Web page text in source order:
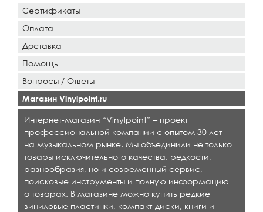
Сертификаты
Оплата
Доставка
Помощь
Вопросы / Ответы
Магазин Vinylpoint.ru
Интернет-магазин “Vinylpoint” – проект
профессиональной компании с опытом 30 лет
на музыкальном рынке. Мы объединили не только
товары исключительного качества, редкости,
разнообразия, но и современный сервис,
поисковые инструменты и полную информацию
о товарах. В магазине можно купить редкие
виниловые пластинки, компакт-диски, книги и